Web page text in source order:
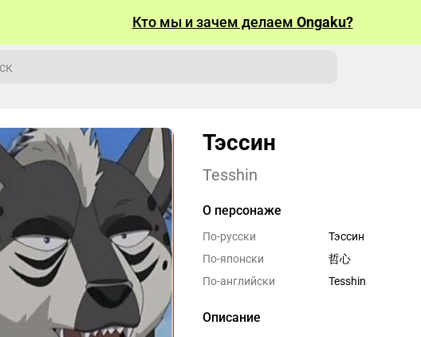
Кто мы и зачем делаем Ongaku?
Тэссин
Tesshin
Описание
О персонаже
По-русски
Тэссин
По-японски
哲心
По-английски
Tesshin